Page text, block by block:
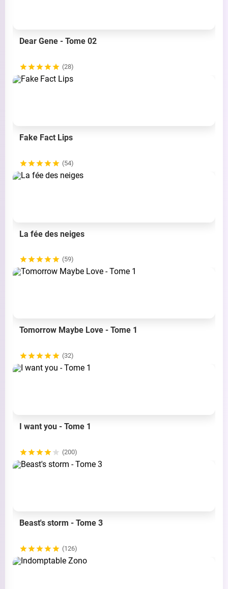
Dear Gene - Tome 02
(28)
Fake Fact Lips
(54)
La fée des neiges
(59)
Tomorrow Maybe Love - Tome 1
(32)
I want you - Tome 1
(200)
Beast's storm - Tome 3
(126)